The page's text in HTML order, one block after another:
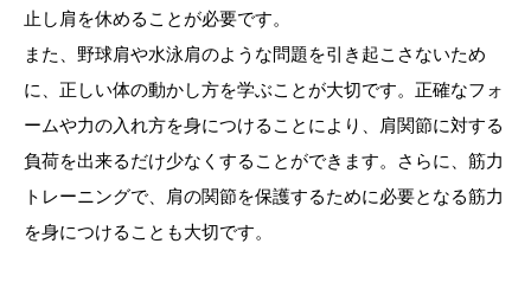
止し肩を休めることが必要です。
また、野球肩や水泳肩のような問題を引き起こさないため
に、正しい体の動かし方を学ぶことが大切です。正確なフォ
ームや力の入れ方を身につけることにより、肩関節に対する
負荷を出来るだけ少なくすることができます。さらに、筋力
トレーニングで、肩の関節を保護するために必要となる筋力
を身につけることも大切です。